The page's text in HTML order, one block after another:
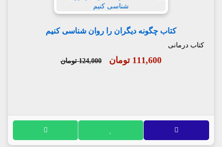
کتاب چگونه دیگران را روان شناسی کنیم
کتاب درمانی
111,600 تومان 124,000 تومان